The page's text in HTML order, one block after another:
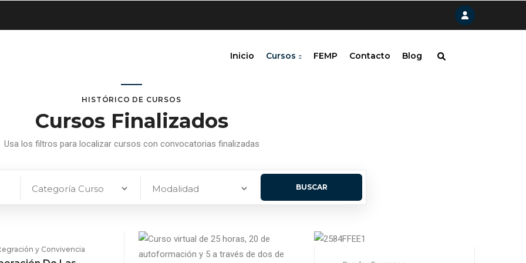
Inicio Cursos FEMP Contacto Blog
HISTÓRICO DE CURSOS
Cursos Finalizados
Usa los filtros para localizar cursos con convocatorias finalizadas
y Convivencia